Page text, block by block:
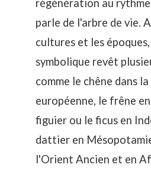
régénération au rythme
parle de l'arbre de vie.
cultures et les
symbolique revêt
comme le chêne dans
européenne, le frêne
figuier ou le ficus en
dattier en
l'Orient Ancien et en